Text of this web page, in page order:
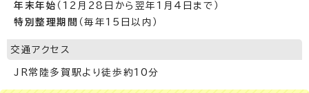
年末年始 （12月28日から翌年1月4日まで）
特別整理期間 （毎年15日以内）
交通アクセス
JR常陸多賀駅より徒歩約10分